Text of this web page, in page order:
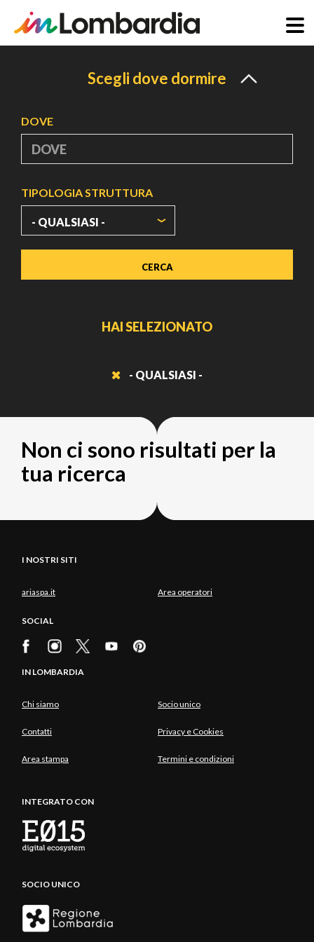
Scegli dove dormire
DOVE
TIPOLOGIA STRUTTURA
HAI SELEZIONATO
- QUALSIASI -
Non ci sono risultati per la
tua ricerca
I NOSTRI SITI
ariaspa.it Area operatori
SOCIAL
IN LOMBARDIA
Chi siamo Socio unico
Contatti Privacy e Cookies
Area stampa Termini e condizioni
INTEGRATO CON
SOCIO UNICO